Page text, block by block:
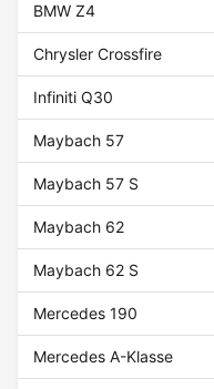
BMW Z4
Chrysler Crossfire
Infiniti Q30
Maybach 57
Maybach 57 S
Maybach 62
Maybach 62 S
Mercedes 190
Mercedes A-Klasse